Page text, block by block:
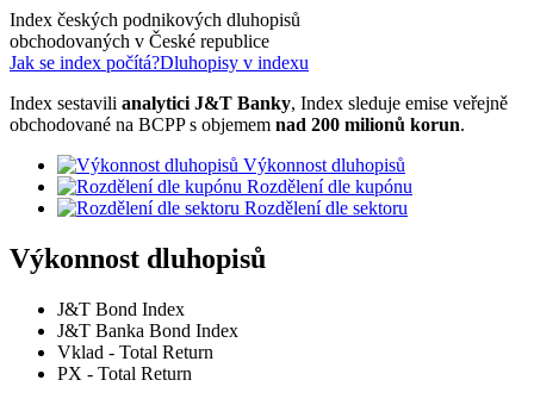
Index českých podnikových dluhopisů
obchodovaných v České republice
Jak se index počítá?Dluhopisy v indexu
Index sestavili analytici J&T Banky, Index sleduje emise veřejně
obchodované na BCPP s objemem nad 200 milionů korun.
Výkonnost dluhopisů
Rozdělení dle kupónu
Rozdělení dle sektoru
Výkonnost dluhopisů
J&T Bond Index
J&T Banka Bond Index
Vklad - Total Return
PX - Total Return